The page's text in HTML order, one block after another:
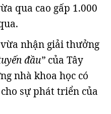
qua cao gấp 1.000
nhận giải thưởng
đầu” của Tây
nhà khoa học có
sự phát triển của